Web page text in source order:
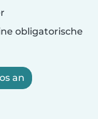
obligatorische
an